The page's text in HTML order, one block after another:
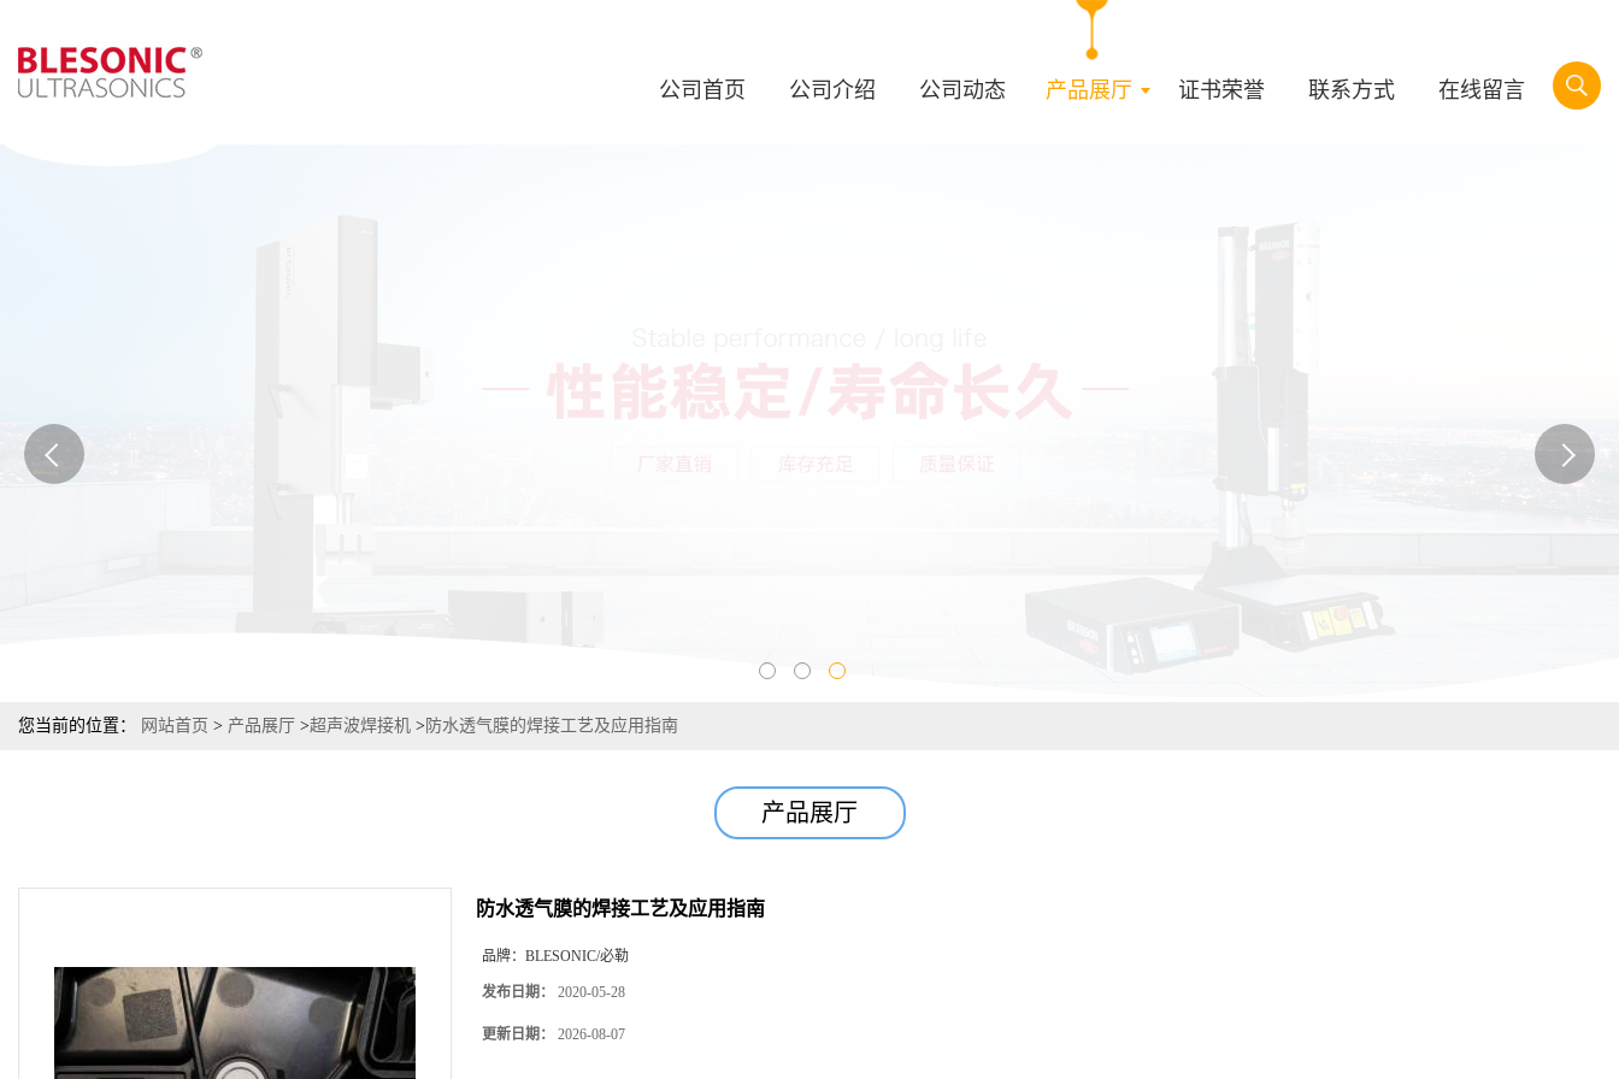
公司首页 公司介绍 公司动态 产品展厅 证书荣誉 联系方式 在线留言
您当前的位置： 网站首页 > 产品展厅 >超声波焊接机 > 防水透气膜的焊接工艺及应用指南
产品展厅
防水透气膜的焊接工艺及应用指南
品牌： BLESONIC/必勒
发布日期： 2020-05-28
更新日期： 2026-08-07